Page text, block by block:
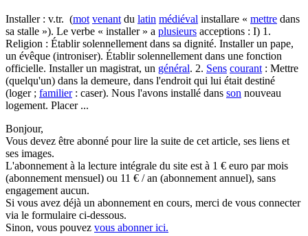
Installer : v.tr. (mot venant du latin médiéval installare « mettre dans
sa stalle »). Le verbe « installer » a plusieurs acceptions : I) 1.
Religion : Établir solennellement dans sa dignité. Installer un pape,
un évêque (introniser). Établir solennellement dans une fonction
officielle. Installer un magistrat, un général. 2. Sens courant : Mettre
(quelqu'un) dans la demeure, dans l'endroit qui lui était destiné
(loger ; familier: caser). Nous l'avons installé dans son nouveau
logement. Placer ...
Bonjour,
Vous devez être abonné pour lire la suite de cet article, ses liens et
ses images.
L'abonnement à la lecture intégrale du site est à 1 € euro par mois
(abonnement mensuel) ou 11 € / an (abonnement annuel), sans
engagement aucun.
Si vous avez déjà un abonnement en cours, merci de vous connecter
via le formulaire ci-dessous.
Sinon, vous pouvez vous abonner ici.